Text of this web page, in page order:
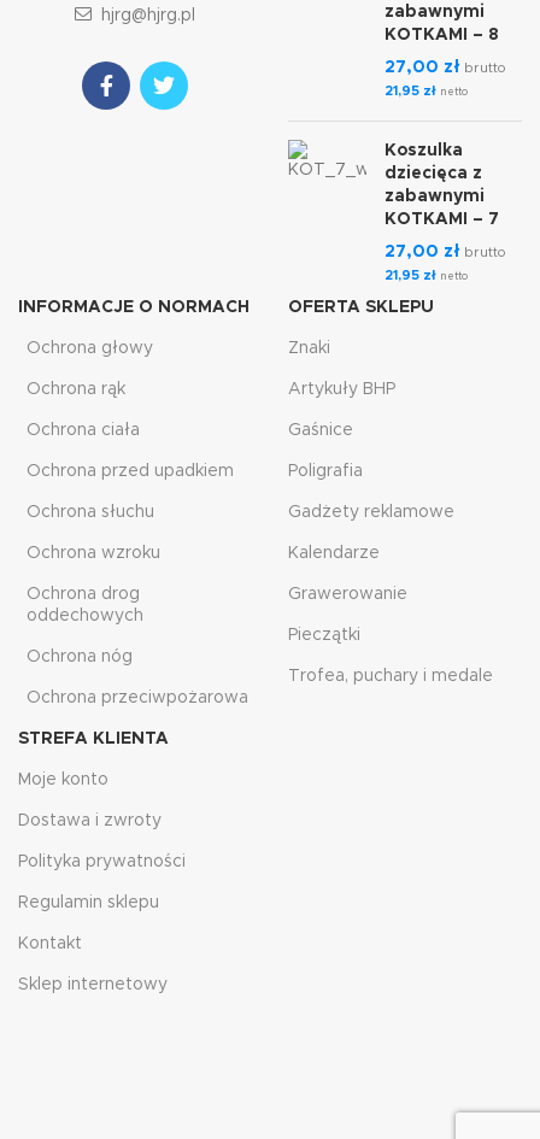
hjrg@hjrg.pl
zabawnymi
KOTKAMI – 8
27,00 zł brutto
21,95 zł netto
Koszulka
dziecięca z
zabawnymi
KOTKAMI – 7
27,00 zł brutto
21,95 zł netto
INFORMACJE O NORMACH
Ochrona głowy
Ochrona rąk
Ochrona ciała
Ochrona przed upadkiem
Ochrona słuchu
Ochrona wzroku
Ochrona drog
oddechowych
Ochrona nóg
Ochrona przeciwpożarowa
OFERTA SKLEPU
Znaki
Artykuły BHP
Gaśnice
Poligrafia
Gadżety reklamowe
Kalendarze
Grawerowanie
Pieczątki
Trofea, puchary i medale
STREFA KLIENTA
Moje konto
Dostawa i zwroty
Polityka prywatności
Regulamin sklepu
Kontakt
Sklep internetowy